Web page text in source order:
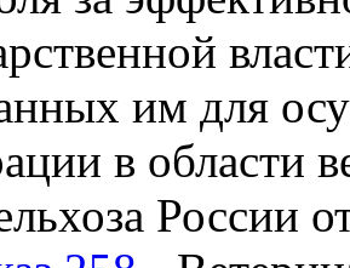
им для
в области
России